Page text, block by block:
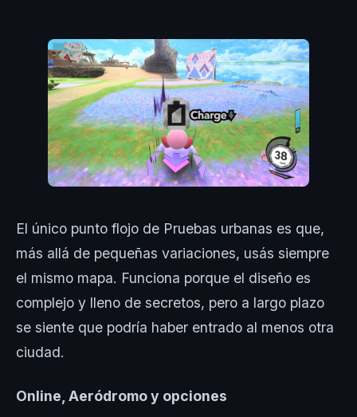
El único punto flojo de Pruebas urbanas es que,
más allá de pequeñas variaciones, usás siempre
el mismo mapa. Funciona porque el diseño es
complejo y lleno de secretos, pero a largo plazo
se siente que podría haber entrado al menos otra
ciudad.
Online, Aeródromo y opciones